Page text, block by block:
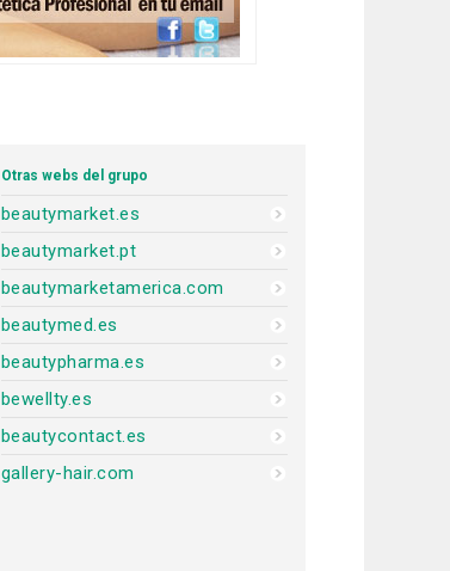
Otras webs del grupo
beautymarket.es
beautymarket.pt
beautymarketamerica.com
beautymed.es
beautypharma.es
bewellty.es
beautycontact.es
gallery-hair.com